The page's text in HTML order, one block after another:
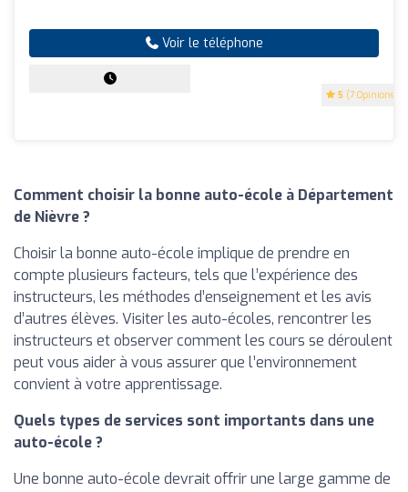
5 (7 Opinions)
Voir le téléphone
Comment choisir la bonne auto-école à Département
de Nièvre ?
Choisir la bonne auto-école implique de prendre en
compte plusieurs facteurs, tels que l’expérience des
instructeurs, les méthodes d’enseignement et les avis
d’autres élèves. Visiter les auto-écoles, rencontrer les
instructeurs et observer comment les cours se déroulent
peut vous aider à vous assurer que l’environnement
convient à votre apprentissage.
Quels types de services sont importants dans une
auto-école ?
Une bonne auto-école devrait offrir une large gamme de